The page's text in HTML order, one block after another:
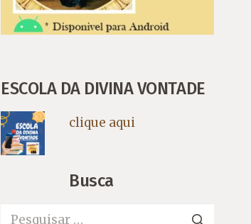
ESCOLA DA DIVINA VONTADE
clique aqui
Busca
Pesquisar